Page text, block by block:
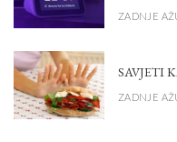
ZADNJE
SAVJETI
ZADNJE